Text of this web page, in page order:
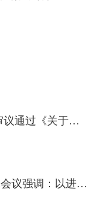
李强主持召开国务院常务会议 审议通过《关于以高水平开放推动服务贸易高质量发展的意见》等
李强主持召开国务院第五次全体会议强调：以进一步全面深化改革为强大动力扎实做好各项工作?坚定不移完成全年经济社会发展目标任务